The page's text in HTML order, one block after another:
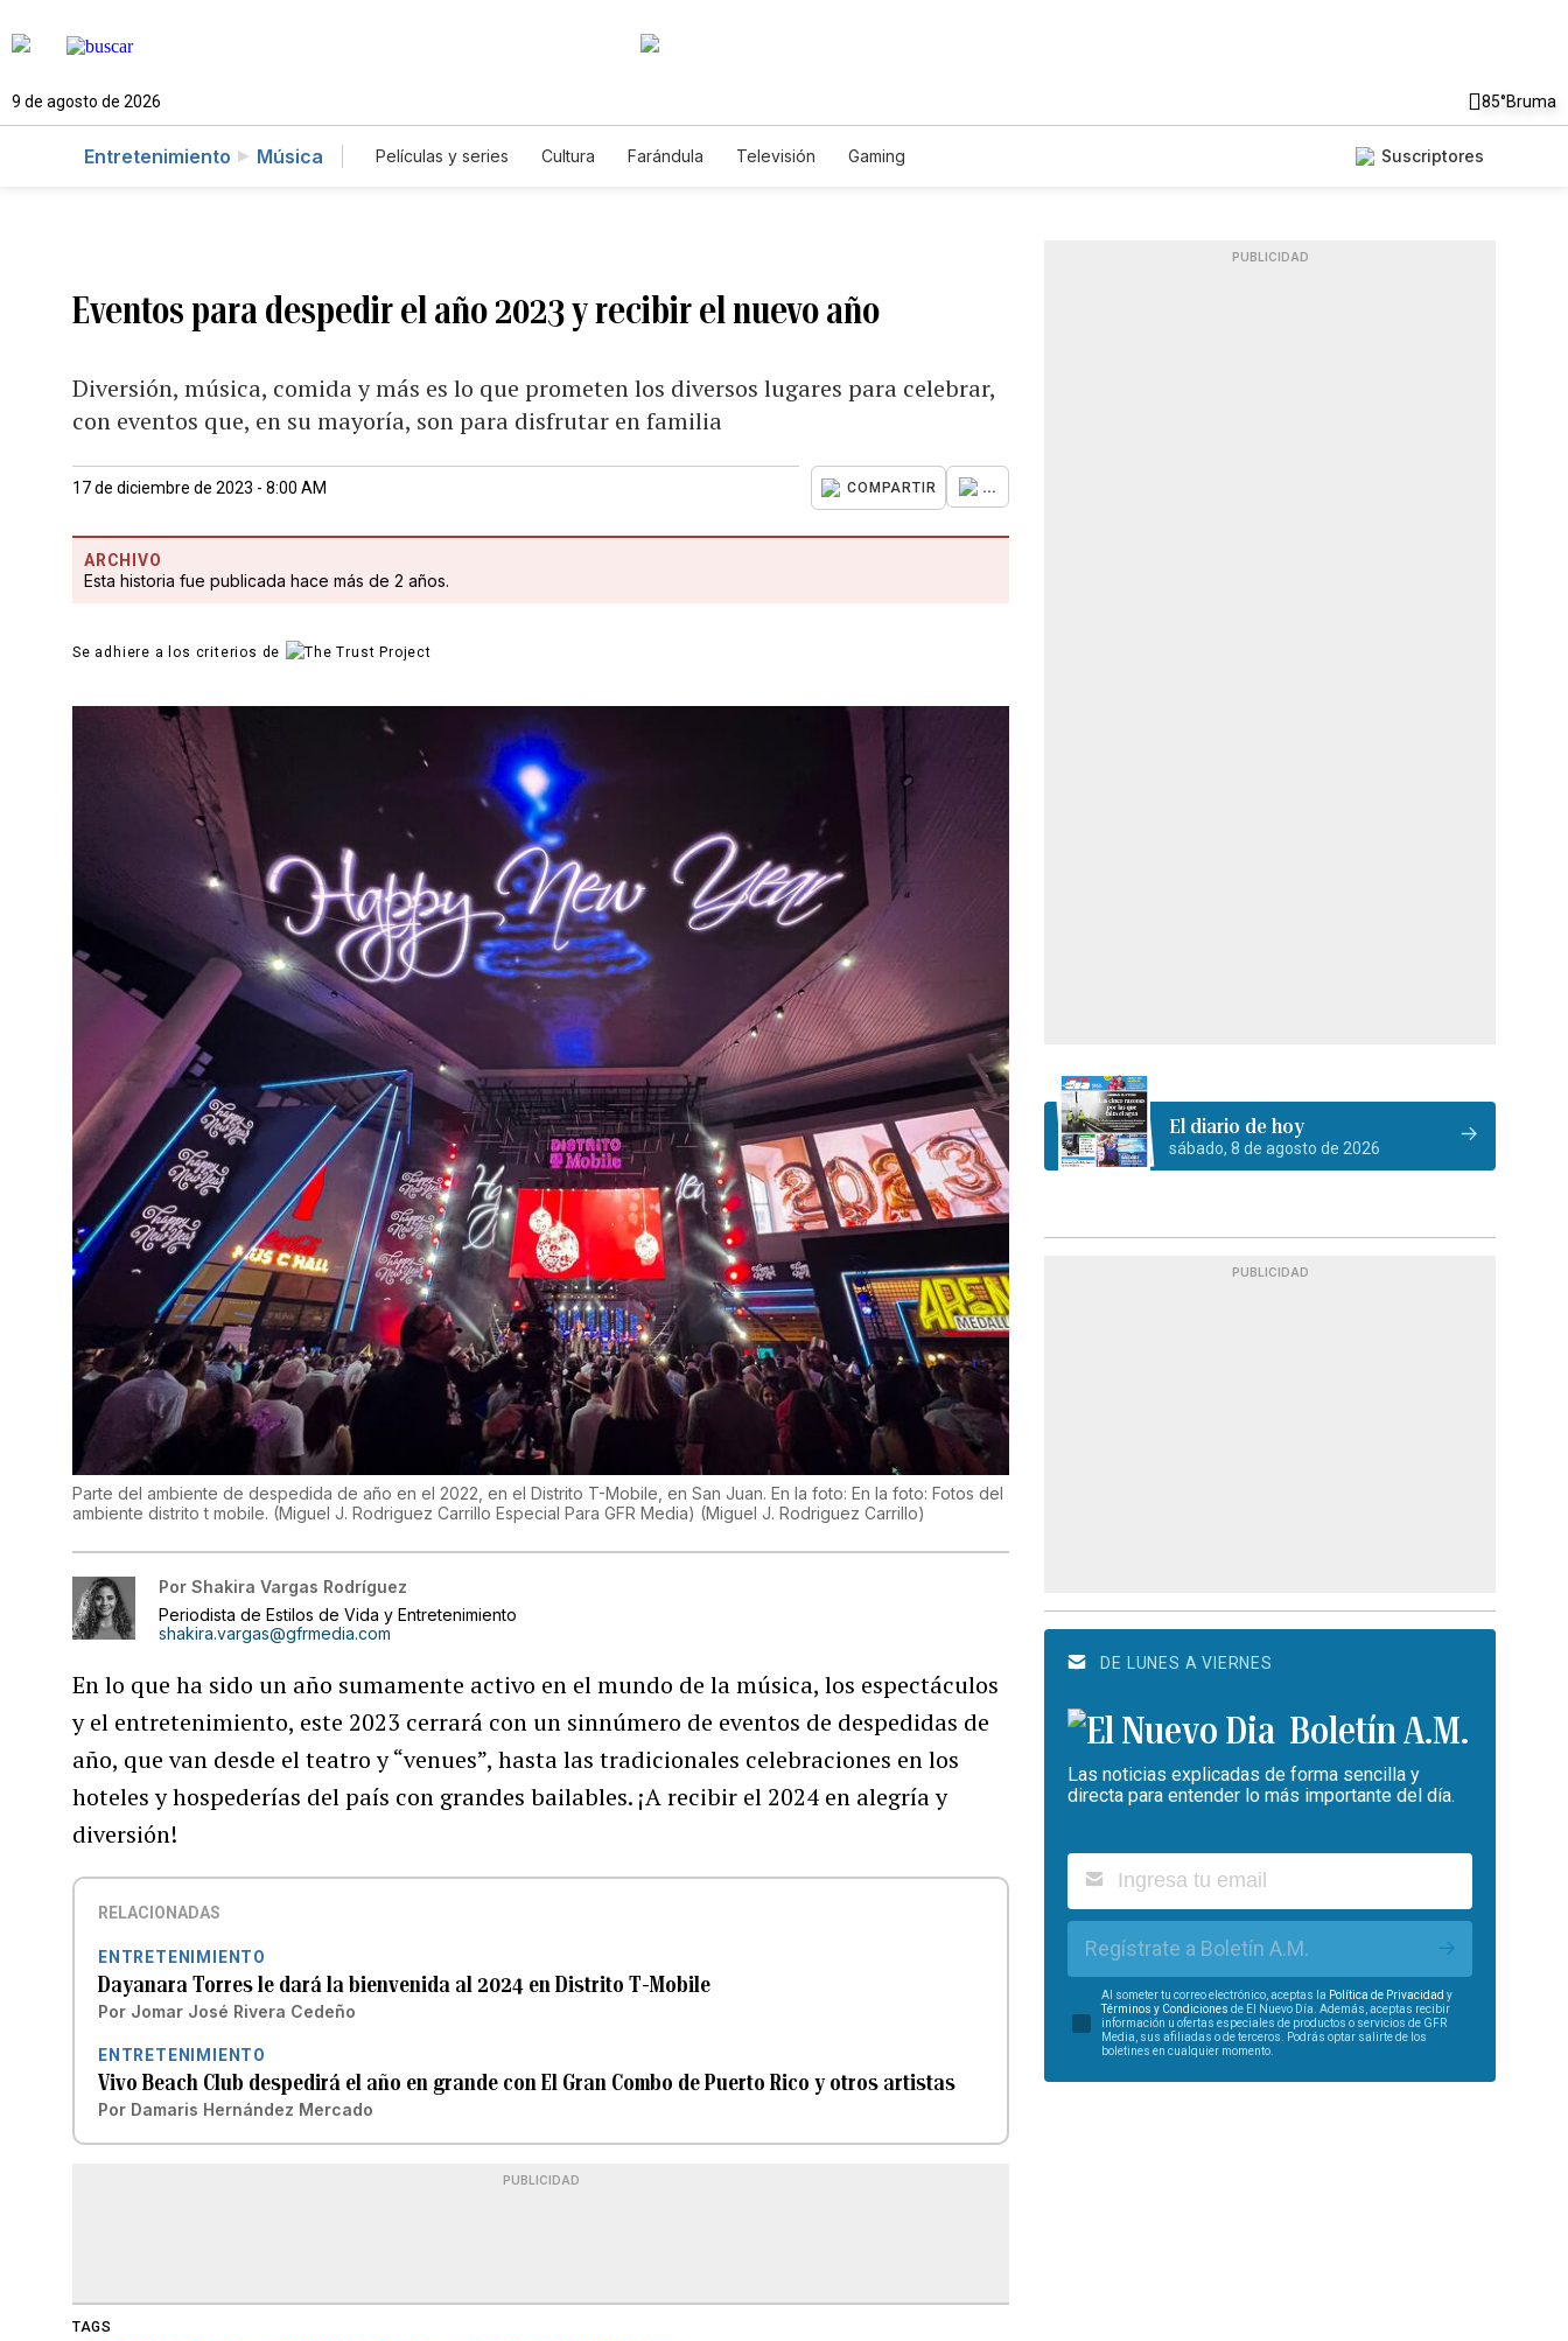
9 de agosto de 2026 85°Bruma
Entretenimiento Música Películas y series Cultura Farándula Televisión Gaming Suscriptores
Eventos para despedir el año 2023 y recibir el nuevo año
Diversión, música, comida y más es lo que prometen los diversos lugares para celebrar,
con eventos que, en su mayoría, son para disfrutar en familia
17 de diciembre de 2023 - 8:00 AM COMPARTIR ...
ARCHIVO
Esta historia fue publicada hace más de 2 años.
Se adhiere a los criterios de
Parte del ambiente de despedida de año en el 2022, en el Distrito T-Mobile, en San Juan. En la foto: En la foto: Fotos del
ambiente distrito t mobile. (Miguel J. Rodriguez Carrillo Especial Para GFR Media) (Miguel J. Rodriguez Carrillo)
Por Shakira Vargas Rodríguez
Periodista de Estilos de Vida y Entretenimiento
shakira.vargas@gfrmedia.com
En lo que ha sido un año sumamente activo en el mundo de la música, los espectáculos
y el entretenimiento, este 2023 cerrará con un sinnúmero de eventos de despedidas de
año, que van desde el teatro y “venues”, hasta las tradicionales celebraciones en los
hoteles y hospederías del país con grandes bailables. ¡A recibir el 2024 en alegría y
diversión!
RELACIONADAS
ENTRETENIMIENTO
Dayanara Torres le dará la bienvenida al 2024 en Distrito T-Mobile
Por Jomar José Rivera Cedeño
ENTRETENIMIENTO
Vivo Beach Club despedirá el año en grande con El Gran Combo de Puerto Rico y otros artistas
Por Damaris Hernández Mercado
PUBLICIDAD
TAGS
PUBLICIDAD
El diario de hoy
sábado, 8 de agosto de 2026
PUBLICIDAD
DE LUNES A VIERNES
Boletín A.M.
Las noticias explicadas de forma sencilla y
directa para entender lo más importante del día.
Regístrate a Boletín A.M.
Al someter tu correo electrónico, aceptas la Política de Privacidad y
Términos y Condiciones de El Nuevo Día. Además, aceptas recibir
información u ofertas especiales de productos o servicios de GFR
Media, sus afiliadas o de terceros. Podrás optar salirte de los
boletines en cualquier momento.